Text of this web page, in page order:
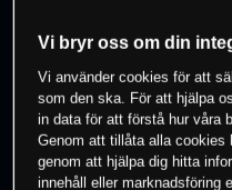
0% av kunderna
instrument
Vi bryr oss om din
Vi använder cookies för att
som den ska. För att hjälpa
in data för att förstå hur våra
Genom att tillåta alla cookies
genom att hjälpa dig hitta
innehåll eller marknadsföring